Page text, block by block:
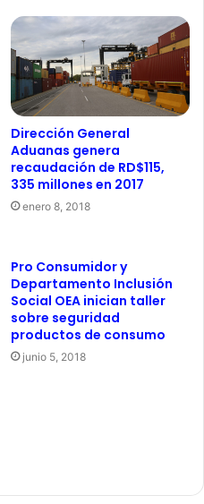
Dirección General
Aduanas genera
recaudación de RD$115,
335 millones en 2017
enero 8, 2018
Pro Consumidor y
Departamento Inclusión
Social OEA inician taller
sobre seguridad
productos de consumo
junio 5, 2018